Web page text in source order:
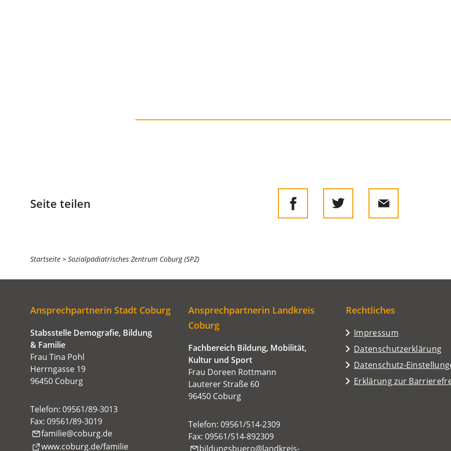
Seite teilen
Sie
befinden
hier:
Startseite Sozialpädiatrisches Zentrum Coburg (SPZ)
Ansprechpartnerin Stadt Coburg
Stabsstelle Demografie, Bildung
& Familie
Frau Tina Pohl
Herrngasse 19
96450 Coburg
Telefon: 09561/89-3013
Fax: 09561/89-3019
familie
coburg de
www.coburg.de/familie
(Öffnet
Ansprechpartnerin Landkreis
Coburg
Fachbereich Bildung, Mobilität,
Kultur und Sport
Frau Doreen Rottmann
Lauterer Straße 60
96450 Coburg
Telefon: 09561/514-2309
Fax: 09561/514-892309
bildungsbuero
landkreis-
Rechtliches
Impressum
Datenschutzerklärung
Datenschutz-
Erklärung zur